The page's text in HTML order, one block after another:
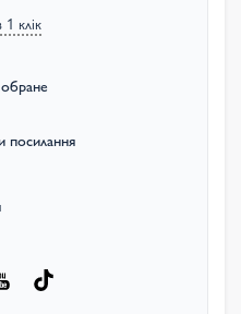
клік
посилання